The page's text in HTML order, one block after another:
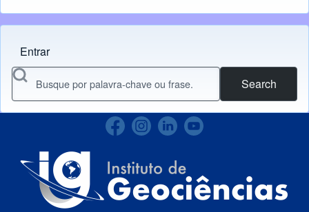
Menu do usuário
Entrar
Search